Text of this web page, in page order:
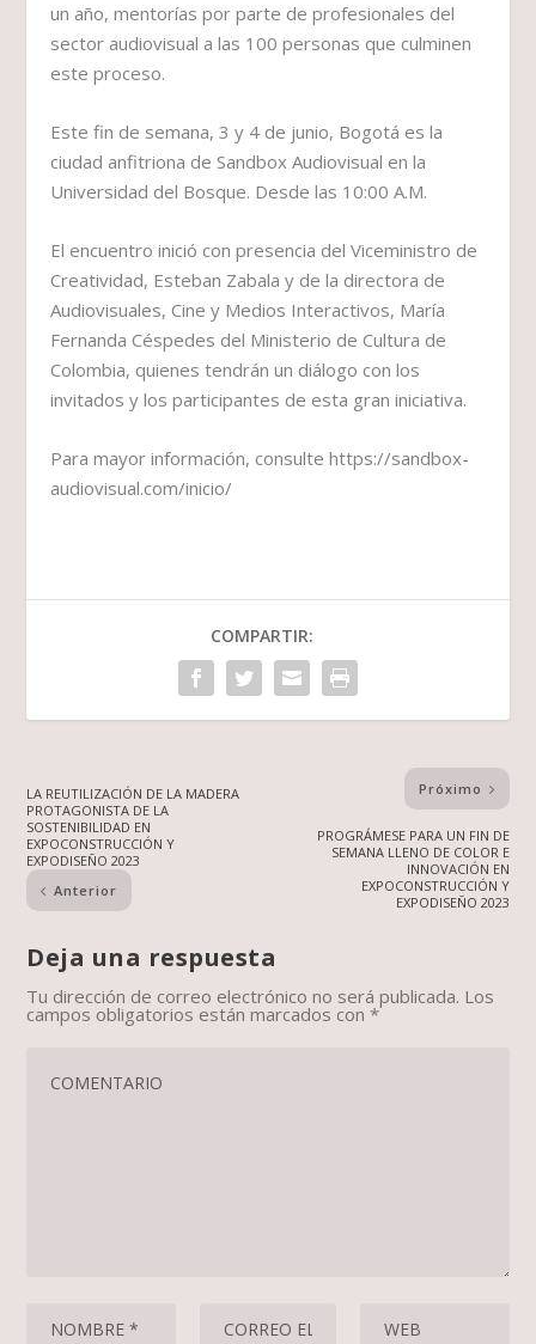
un año, mentorías por parte de profesionales del
sector audiovisual a las 100 personas que culminen
este proceso.
Este fin de semana, 3 y 4 de junio, Bogotá es la
ciudad anfitriona de Sandbox Audiovisual en la
Universidad del Bosque. Desde las 10:00 A.M.
El encuentro inició con presencia del Viceministro de
Creatividad, Esteban Zabala y de la directora de
Audiovisuales, Cine y Medios Interactivos, María
Fernanda Céspedes del Ministerio de Cultura de
Colombia, quienes tendrán un diálogo con los
invitados y los participantes de esta gran iniciativa.
Para mayor información, consulte https://sandbox-
audiovisual.com/inicio/
COMPARTIR:
LA REUTILIZACIÓN DE LA MADERA
PROTAGONISTA DE LA
SOSTENIBILIDAD EN
EXPOCONSTRUCCIÓN Y
EXPODISEÑO 2023
Anterior
Próximo
PROGRÁMESE PARA UN FIN DE
SEMANA LLENO DE COLOR E
INNOVACIÓN EN
EXPOCONSTRUCCIÓN Y
EXPODISEÑO 2023
Deja una respuesta
Tu dirección de correo electrónico no será publicada. Los
campos obligatorios están marcados con*